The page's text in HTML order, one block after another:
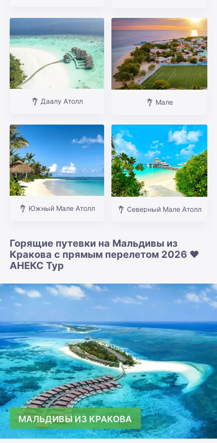
Даалу Атолл Мале
Южный Мале Атолл Северный Мале Атолл
Горящие путевки на Мальдивы из
Кракова с прямым перелетом 2026 ❤️
АНЕКС Тур
МАЛЬДИВЫ ИЗ КРАКОВА